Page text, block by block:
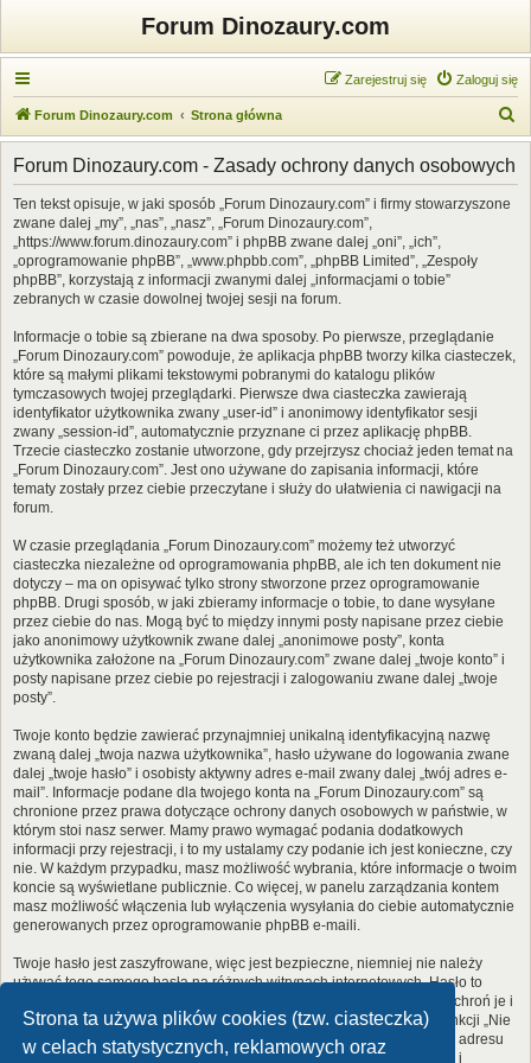
Strona ta używa plików cookies (tzw. ciasteczka)
w celach statystycznych, reklamowych oraz
Forum Dinozaury.com
Zaloguj się
Zarejestruj się
Forum Dinozaury.com Strona główna
z
Forum Dinozaury.com - Zasady ochrony danych osobowych
Ten tekst opisuje, w jaki sposób „Forum Dinozaury.com” i firmy stowarzyszone
zwane dalej „my”, „nas”, „nasz”, „Forum Dinozaury.com”,
„https://www.forum.dinozaury.com” i phpBB zwane dalej „oni”, „ich”,
„oprogramowanie phpBB”, „www.phpbb.com”, „phpBB Limited”, „Zespoły
phpBB”, korzystają z informacji zwanymi dalej „informacjami o tobie”
zebranych w czasie dowolnej twojej sesji na forum.
Informacje o tobie są zbierane na dwa sposoby. Po pierwsze, przeglądanie
„Forum Dinozaury.com” powoduje, że aplikacja phpBB tworzy kilka ciasteczek,
które są małymi plikami tekstowymi pobranymi do katalogu plików
tymczasowych twojej przeglądarki. Pierwsze dwa ciasteczka zawierają
identyfikator użytkownika zwany „user-id” i anonimowy identyfikator sesji
zwany „session-id”, automatycznie przyznane ci przez aplikację phpBB.
Trzecie ciasteczko zostanie utworzone, gdy przejrzysz chociaż jeden temat na
„Forum Dinozaury.com”. Jest ono używane do zapisania informacji, które
tematy zostały przez ciebie przeczytane i służy do ułatwienia ci nawigacji na
forum.
W czasie przeglądania „Forum Dinozaury.com” możemy też utworzyć
ciasteczka niezależne od oprogramowania phpBB, ale ich ten dokument nie
dotyczy – ma on opisywać tylko strony stworzone przez oprogramowanie
phpBB. Drugi sposób, w jaki zbieramy informacje o tobie, to dane wysyłane
przez ciebie do nas. Mogą być to między innymi posty napisane przez ciebie
jako anonimowy użytkownik zwane dalej „anonimowe posty”, konta
użytkownika założone na „Forum Dinozaury.com” zwane dalej „twoje konto” i
posty napisane przez ciebie po rejestracji i zalogowaniu zwane dalej „twoje
posty”.
Twoje konto będzie zawierać przynajmniej unikalną identyfikacyjną nazwę
zwaną dalej „twoja nazwa użytkownika”, hasło używane do logowania zwane
dalej „twoje hasło” i osobisty aktywny adres e-mail zwany dalej „twój adres e-
mail”. Informacje podane dla twojego konta na „Forum Dinozaury.com” są
chronione przez prawa dotyczące ochrony danych osobowych w państwie, w
którym stoi nasz serwer. Mamy prawo wymagać podania dodatkowych
informacji przy rejestracji, i to my ustalamy czy podanie ich jest konieczne, czy
nie. W każdym przypadku, masz możliwość wybrania, które informacje o twoim
koncie są wyświetlane publicznie. Co więcej, w panelu zarządzania kontem
masz możliwość włączenia lub wyłączenia wysyłania do ciebie automatycznie
generowanych przez oprogramowanie phpBB e-maili.
Twoje hasło jest zaszyfrowane, więc jest bezpieczne, niemniej nie należy
używać tego samego hasła na różnych witrynach internetowych. Hasło to
umożliwia dostęp do twojego konta na „Forum Dinozaury.com”, więc chroń je i
w żadnym wypadku nie podawajnikomu. Jeśli je zapomnisz, użyj funkcji „Nie
pamiętam hasła”. Witryna poprosi cię o podanie nazwy użytkownika i adresu
e-mail. Po podaniu tych danych zostanie wygenerowane nowe hasło i